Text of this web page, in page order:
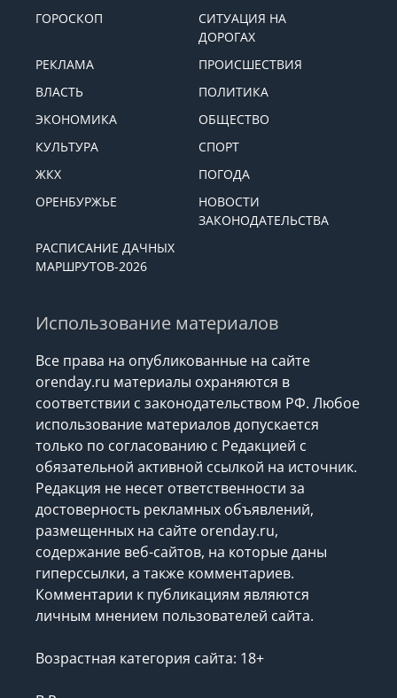
ГОРОСКОП
СИТУАЦИЯ НА
ДОРОГАХ
РЕКЛАМА
ПРОИСШЕСТВИЯ
ВЛАСТЬ
ПОЛИТИКА
ЭКОНОМИКА
ОБЩЕСТВО
КУЛЬТУРА
СПОРТ
ЖКХ
ПОГОДА
ОРЕНБУРЖЬЕ
НОВОСТИ
ЗАКОНОДАТЕЛЬСТВА
РАСПИСАНИЕ ДАЧНЫХ
МАРШРУТОВ-2026
Использование материалов
Все права на опубликованные на сайте
orenday.ru материалы охраняются в
соответствии с законодательством РФ. Любое
использование материалов допускается
только по согласованию с Редакцией с
обязательной активной ссылкой на источник.
Редакция не несет ответственности за
достоверность рекламных объявлений,
размещенных на сайте orenday.ru,
содержание веб-сайтов, на которые даны
гиперссылки, а также комментариев.
Комментарии к публикациям являются
личным мнением пользователей сайта.
Возрастная категория сайта: 18+